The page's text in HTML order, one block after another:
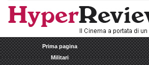
Prima pagina
Militari